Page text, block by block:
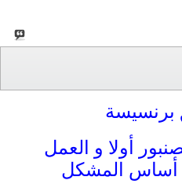
أولا و العمل
أساس المشكل